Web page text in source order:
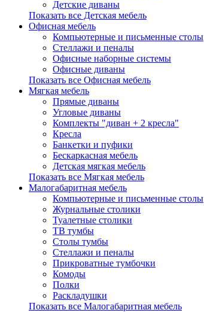
Детские диваны
Показать все Детская мебель
Офисная мебель
Компьютерные и письменные столы
Стеллажи и пеналы
Офисные наборные системы
Офисные диваны
Показать все Офисная мебель
Мягкая мебель
Прямые диваны
Угловые диваны
Комплекты "диван + 2 кресла"
Кресла
Банкетки и пуфики
Бескаркасная мебель
Детская мягкая мебель
Показать все Мягкая мебель
Малогабаритная мебель
Компьютерные и письменные столы
Журнальные столики
Туалетные столики
ТВ тумбы
Столы тумбы
Стеллажи и пеналы
Прикроватные тумбочки
Комоды
Полки
Раскладушки
Показать все Малогабаритная мебель